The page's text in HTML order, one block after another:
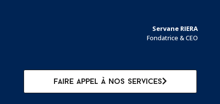
Servane RIERA
Fondatrice & CEO
Faire appel à nos services